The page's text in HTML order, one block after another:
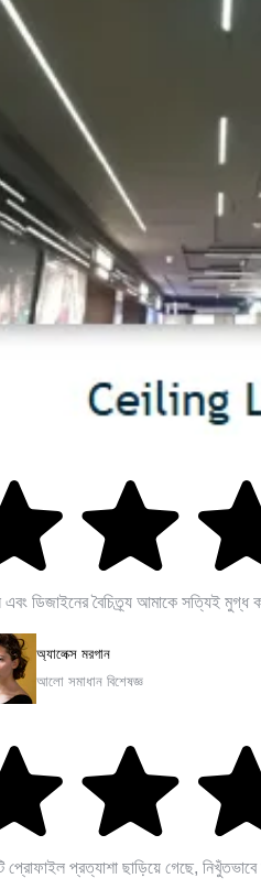
এবং ডিজাইনের বৈচিত্র্য আমাকে সত্যিই মুগ্ধ
অ্যালেক্স মরগান
আলো সমাধান বিশেষজ্ঞ
প্রোফাইল প্রত্যাশা ছাড়িয়ে গেছে, নিখুঁতভাবে